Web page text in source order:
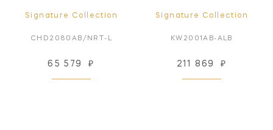
Signature Collection
CHD2080AB/NRT-L
65 579 ₽
Signature Collection
KW2001AB-ALB
211 869 ₽